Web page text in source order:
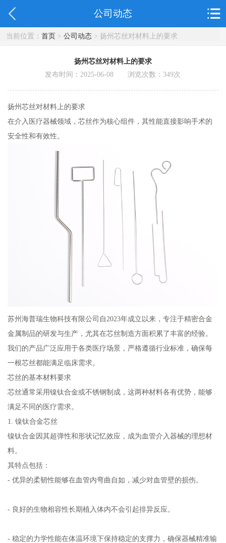
公司动态
当前位置： 首页> 公司动态> 扬州芯丝对材料上的要求
扬州芯丝对材料上的要求
发布时间：2025-06-08 浏览次数：349次
扬州芯丝对材料上的要求
在介入医疗器械领域，芯丝作为核心组件，其性能直接影响手术的
安全性和有效性。
苏州海普瑞生物科技有限公司自2023年成立以来，专注于精密合金
金属制品的研发与生产，尤其在芯丝制造方面积累了丰富的经验。
我们的产品广泛应用于各类医疗场景，严格遵循行业标准，确保每
一根芯丝都能满足临床需求。
芯丝的基本材料要求
芯丝通常采用镍钛合金或不锈钢制成，这两种材料各有优势，能够
满足不同的医疗需求。
1. 镍钛合金芯丝
镍钛合金因其超弹性和形状记忆效应，成为血管介入器械的理想材
料。
其特点包括：
- 优异的柔韧性能够在血管内弯曲自如，减少对血管壁的损伤。
- 良好的生物相容性长期植入体内不会引起排异反应。
- 稳定的力学性能在体温环境下保持稳定的支撑力，确保器械精准输